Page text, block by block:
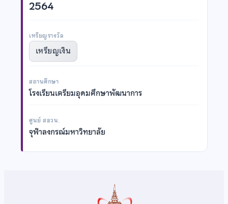
2564
เหรียญรางวัล
เหรียญเงิน
สถานศึกษา
โรงเรียนเตรียมอุดมศึกษาพัฒนาการ
ศูนย์ สอวน.
จุฬาลงกรณ์มหาวิทยาลัย